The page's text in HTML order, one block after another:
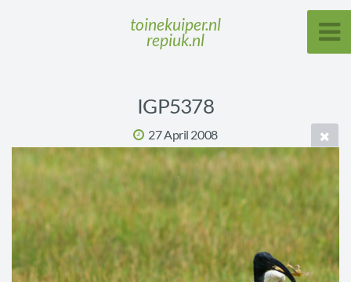
toinekuiper.nl
repiuk.nl
IGP5378
27 April 2008